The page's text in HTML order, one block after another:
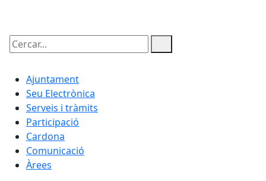
Cercar:
Ajuntament
Seu Electrònica
Serveis i tràmits
Participació
Cardona
Comunicació
Àrees